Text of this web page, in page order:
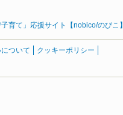
育て」応援サイト【nobico/のびこ】
ついて
クッキーポリシー